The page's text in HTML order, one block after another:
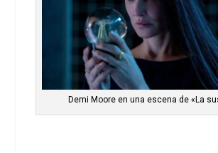
Demi Moore en una escena de «La